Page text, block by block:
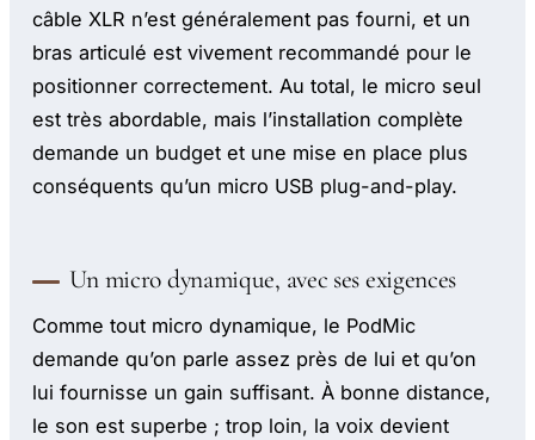
câble XLR n’est généralement pas fourni, et un
bras articulé est vivement recommandé pour le
positionner correctement. Au total, le micro seul
est très abordable, mais l’installation complète
demande un budget et une mise en place plus
conséquents qu’un micro USB plug-and-play.
Un micro dynamique, avec ses exigences
Comme tout micro dynamique, le PodMic
demande qu’on parle assez près de lui et qu’on
lui fournisse un gain suffisant. À bonne distance,
le son est superbe ; trop loin, la voix devient